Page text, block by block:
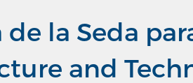
la Seda
and